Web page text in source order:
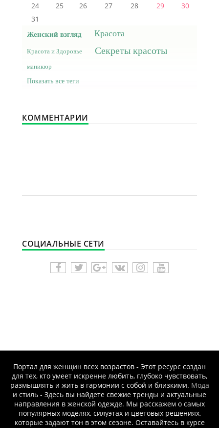
24
25 26 27 28 29
30
31
Женский взгляд Красота
Красота и Здоровье Секреты красоты
маникюр
Показать все теги
КОММЕНТАРИИ
СОЦИАЛЬНЫЕ СЕТИ
Портал для женщин всех возрастов - Этот ресурс создан
для тех, кто умеет искренне любить, глубоко чувствовать,
размышлять и жить в гармонии с собой и близкими. Мода
и стиль - Здесь вы найдете свежие тренды и актуальные
направления в женской одежде. Мы расскажем о самых
популярных моделях, силуэтах и цветовых решениях,
которые задают тон в этом сезоне. Оставайтесь в курсе